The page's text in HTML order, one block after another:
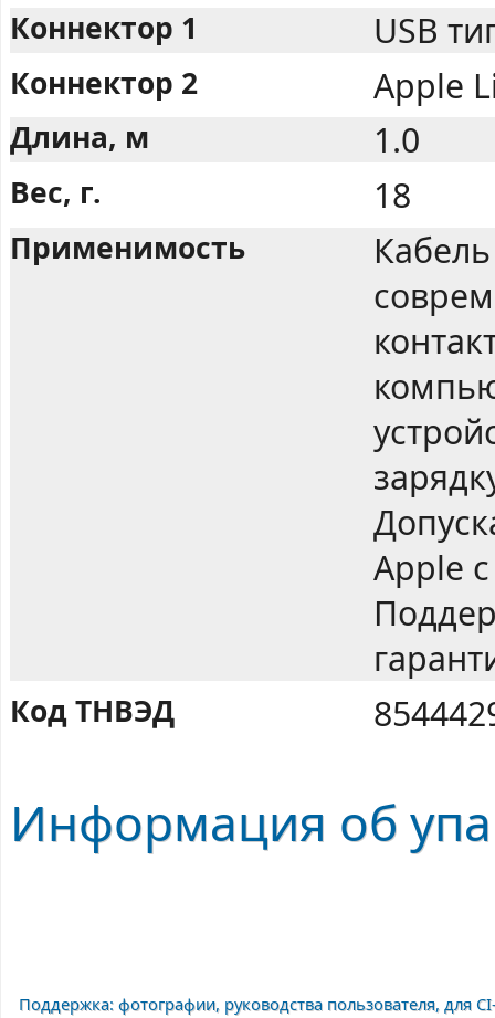
Коннектор 1 USB
Коннектор 2 Apple
Длина, м 1.0
Вес, г. 18
Применимость
Apple
Код ТНВЭД
Информация об
Поддержка: фотографии, руководства пользователя, для